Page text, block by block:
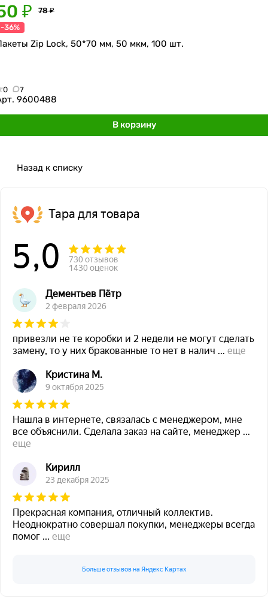
₽
78 ₽
-36%
Zip Lock, 50*70 мм, 50 мкм, 100 шт.
0 7
9600488
В корзину
Назад к списку
Тара для товара
5,0
730 отзывов
1430 оценок
Дементьев Пётр
2 февраля 2026
привезли не те коробки и 2 недели не могут сделать
замену, то у них бракованные то нет в налич ... еще
Кристина М.
9 октября 2025
Нашла в интернете, связалась с менеджером, мне
все объяснили. Сделала заказ на сайте, менеджер ...
еще
Кирилл
23 декабря 2025
Прекрасная компания, отличный коллектив.
Неоднократно совершал покупки, менеджеры всегда
помог ... еще
Больше отзывов на Яндекс Картах